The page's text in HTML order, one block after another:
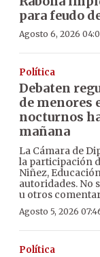
para feudo
Agosto 6, 2026
Política
Debaten
de menores
nocturnos
mañana
La Cámara de
la participación
Niñez,
autoridades. No
u otros
Agosto 5, 2026
Política